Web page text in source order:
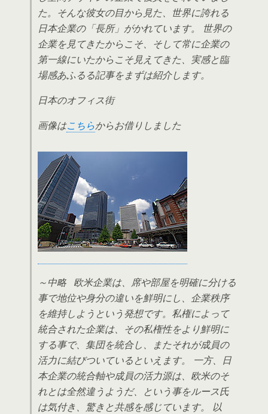
た。そんな彼女の目から見た、世界に誇れる
日本企業の「長所」がかれています。 世界の
企業を見てきたからこそ、そして常に企業の
第一線にいたからこそ見えてきた、実感と臨
場感あふるる記事をまずは紹介します。
日本のオフィス街
画像はこちらからお借りしました
～中略 欧米企業は、席や部屋を明確に分ける
事で地位や身分の違いを鮮明にし、企業秩序
を維持しようという発想です。私権によって
統合された企業は、その私権性をより鮮明に
する事で、集団を統合し、またそれが成員の
活力に結びついているといえます。 一方、日
本企業の統合軸や成員の活力源は、欧米のそ
れとは全然違うようだ、という事をルース氏
は気付き、驚きと共感を感じています。 以